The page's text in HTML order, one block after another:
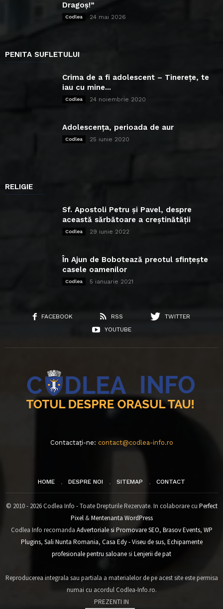
Dragoș!”
Codlea 24 mai 2026
PENITA SUFLETULUI
Crima de a fi adolescent – Tinerețe, te
iau cu mine...
Codlea 24 noiembrie 2020
Adolescența, perioada de aur
Codlea 25 iunie 2020
RELIGIE
Sf. Apostoli Petru și Pavel, despre
această sărbătoare a creștinătății
Codlea 29 iunie 2022
În Ajun de Bobotează preotul sfințește
casele oamenilor
Codlea 5 ianuarie 2021
FACEBOOK RSS
TWITTER
YOUTUBE
Contactați-ne: contact@codlea-info.ro
HOME DESPRE NOI SITEMAP CONTACT
© 2010 - 2026 Codlea Info - Toate Drepturile Rezervate. In colaborare cu Perfect
Pixel&Mentenanta WordPress
Codlea Info recomanda Advertoriale si Promovare SEO, Brasov Events, WP
Plugins, Sali Nunta Romania, Casa Edy - Viseu de sus, Echipamente
profesionale pentru saloanesi Lenjerii de pat
Reproducerea integrala sau partiala a materialelor de pe acest site este permisa
numai cu acordul Codlea-Info.ro.
PREZENTI IN